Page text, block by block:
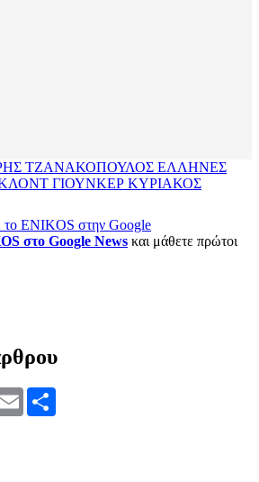
ΤΖΑΝΑΚΟΠΟΥΛΟΣ ΕΛΛΗΝΕΣ
ΓΙΟΥΝΚΕΡ ΚΥΡΙΑΚΟΣ
το ENIKOS στην Google
στο Google News και μάθετε πρώτοι
Email